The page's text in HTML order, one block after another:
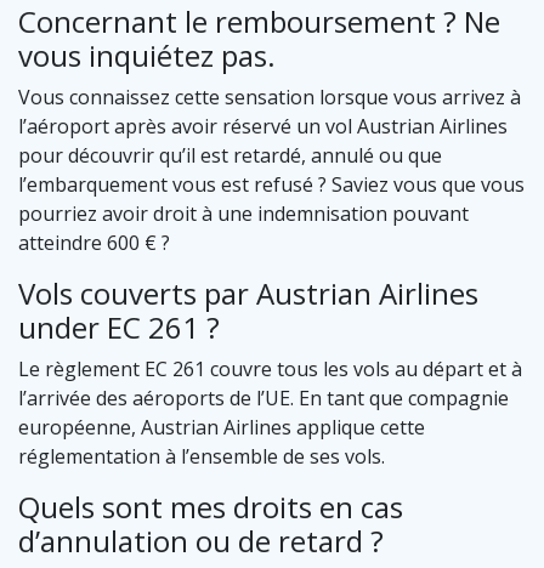
Concernant le remboursement ? Ne
vous inquiétez pas.
Vous connaissez cette sensation lorsque vous arrivez à
l’aéroport après avoir réservé un vol Austrian Airlines
pour découvrir qu’il est retardé, annulé ou que
l’embarquement vous est refusé ? Saviez vous que vous
pourriez avoir droit à une indemnisation pouvant
atteindre 600 € ?
Vols couverts par Austrian Airlines
under EC 261 ?
Le règlement EC 261 couvre tous les vols au départ et à
l’arrivée des aéroports de l’UE. En tant que compagnie
européenne, Austrian Airlines applique cette
réglementation à l’ensemble de ses vols.
Quels sont mes droits en cas
d’annulation ou de retard ?